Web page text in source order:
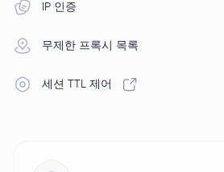
IP 인증
무제한 프록시 목록
세션 TTL 제어